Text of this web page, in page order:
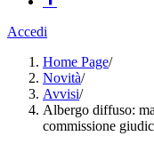
Accedi
Home Page/
Novità/
Avvisi/
Albergo diffuso:
commissione